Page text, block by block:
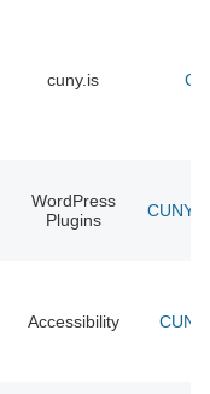
cuny.is
WordPress
Plugins
CUNY
Accessibility